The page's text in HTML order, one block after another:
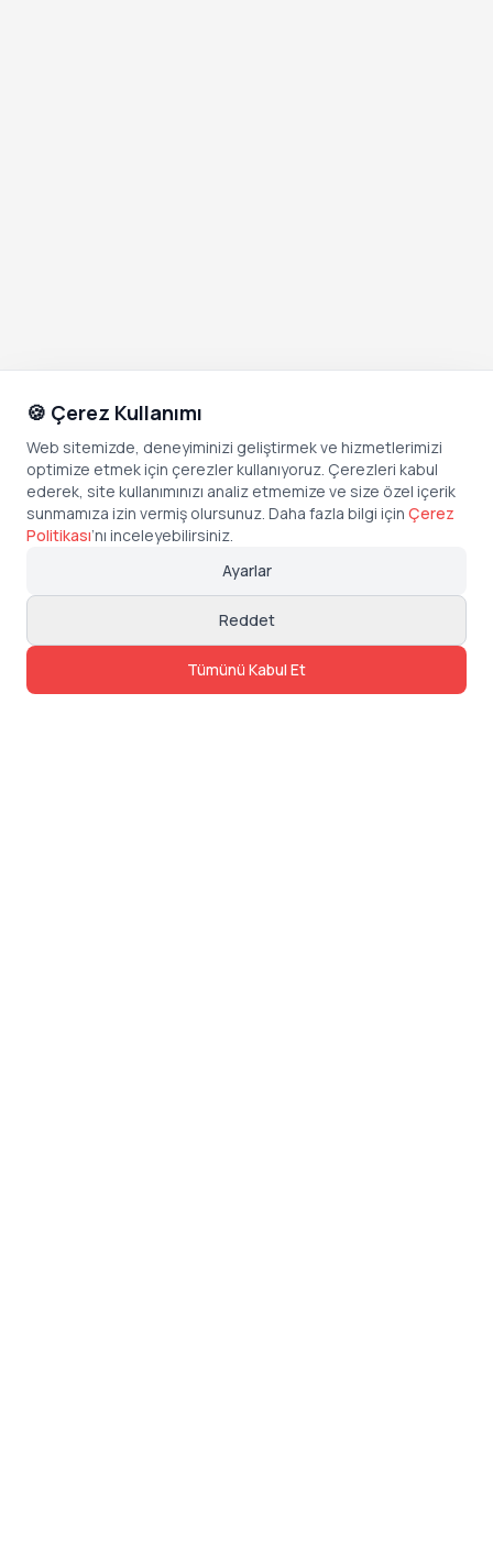
🍪 Çerez Kullanımı
Web sitemizde, deneyiminizi geliştirmek ve hizmetlerimizi
optimize etmek için çerezler kullanıyoruz. Çerezleri kabul
ederek, site kullanımınızı analiz etmemize ve size özel içerik
sunmamıza izin vermiş olursunuz. Daha fazla bilgi için Çerez
Politikası’nı inceleyebilirsiniz.
Ayarlar
Reddet
Tümünü Kabul Et